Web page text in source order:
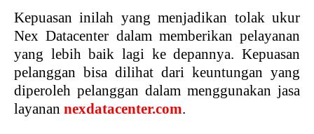
Kepuasan inilah yang menjadikan tolak ukur
Nex Datacenter dalam memberikan pelayanan
yang lebih baik lagi ke depannya. Kepuasan
pelanggan bisa dilihat dari keuntungan yang
diperoleh pelanggan dalam menggunakan jasa
layanan nexdatacenter.com.